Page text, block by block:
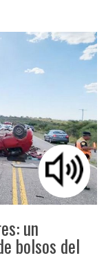
un
bolsos del